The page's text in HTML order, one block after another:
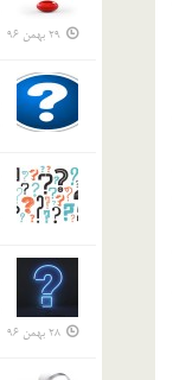
29 بهمن 96
28 بهمن 96